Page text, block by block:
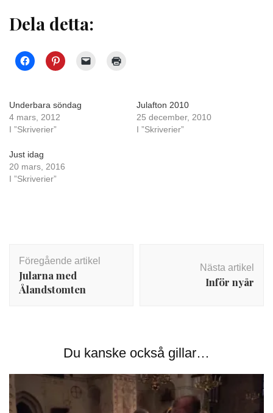
Dela detta:
Underbara söndag
4 mars, 2012
I ”Skriverier”
Julafton 2010
25 december, 2010
I ”Skriverier”
Just idag
20 mars, 2016
I ”Skriverier”
Föregående artikel
Jularna med
Ålandstomten
Nästa artikel
Inför nyår
Du kanske också gillar…